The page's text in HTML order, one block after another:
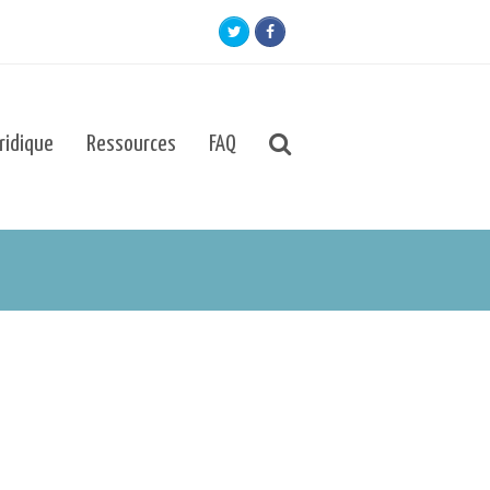
TwitterFacebook
Ressources FAQ